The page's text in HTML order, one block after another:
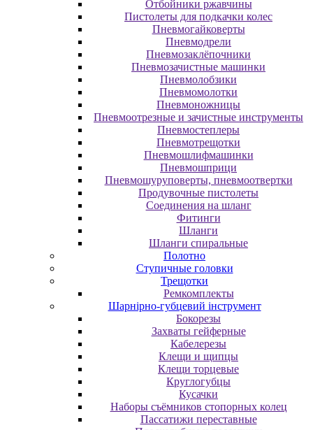
Отбойники ржавчины
Пистолеты для подкачки колес
Пневмогайковерты
Пневмодрели
Пневмозаклёпочники
Пневмозачистные машинки
Пневмолобзики
Пневмомолотки
Пневмоножницы
Пневмоотрезные и зачистные инструменты
Пневмостеплеры
Пневмотрещотки
Пневмошлифмашинки
Пневмошприци
Пневмошуруповерты, пневмоотвертки
Продувочные пистолеты
Соединения на шланг
Фитинги
Шланги
Шланги спиральные
Полотно
Ступичные головки
Трещотки
Ремкомплекты
Шарнірно-губцевий інструмент
Бокорезы
Захваты гейферные
Кабелерезы
Клещи и щипцы
Клещи торцевые
Круглогубцы
Кусачки
Наборы съёмников стопорных колец
Пассатижи переставные